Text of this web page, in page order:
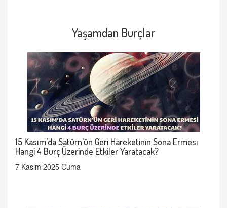
Yaşamdan Burçlar
15 Kasım’da Satürn'ün Geri Hareketinin Sona Ermesi
Hangi 4 Burç Üzerinde Etkiler Yaratacak?
7 Kasım 2025 Cuma